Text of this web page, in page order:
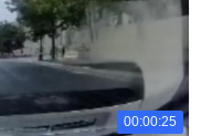
00:00:25